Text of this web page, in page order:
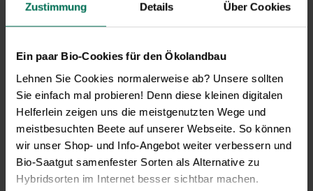
Zustimmung Details Über Cookies
Ein paar Bio-Cookies für den Ökolandbau
Lehnen Sie Cookies normalerweise ab? Unsere sollten
Sie einfach mal probieren! Denn diese kleinen digitalen
Helferlein zeigen uns die meistgenutzten Wege und
meistbesuchten Beete auf unserer Webseite. So können
wir unser Shop- und Info-Angebot weiter verbessern und
Bio-Saatgut samenfester Sorten als Alternative zu
Hybridsorten im Internet besser sichtbar machen.
Möhren
Paprika
Zwiebeln
Kräuter
Basilikum
Bohnenkraut
Borretsch
Brunnenkresse
Dill
Estragon
Melisse
Oregano
Petersilie
Pimpinelle
Salbei
Schnittknoblauch